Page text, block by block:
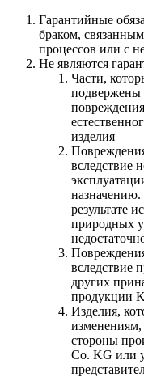
Гарантийные
браком,
процессов или с
Не являются
Части,
подвержены
изделия
вследствие
назначению.
результате
природных
вследствие
других
продукции
Изделия,
стороны
Со. KG или